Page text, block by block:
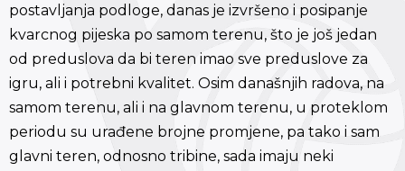
postavljanja podloge, danas je izvršeno i posipanje
kvarcnog pijeska po samom terenu, što je još jedan
od preduslova da bi teren imao sve preduslove za
igru, ali i potrebni kvalitet. Osim današnjih radova, na
samom terenu, ali i na glavnom terenu, u proteklom
periodu su urađene brojne promjene, pa tako i sam
glavni teren, odnosno tribine, sada imaju neki